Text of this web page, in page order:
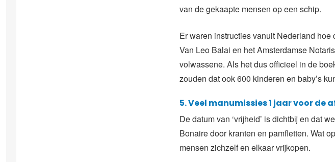
van de gekaapte mensen op een schip.
Er waren instructies vanuit Nederland
Van Leo Balai en het Amsterdamse
volwassene. Als het dus officieel in de
zouden dat ook 600 kinderen en baby’s
5. Veel manumissies 1 jaar voor de
De datum van ‘vrijheid’ is dichtbij en dat
Bonaire door kranten en pamfletten. Wat
mensen zichzelf en elkaar vrijkopen.